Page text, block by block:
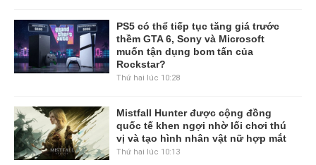
PS5 có thể tiếp tục tăng giá trước
thềm GTA 6, Sony và Microsoft
muốn tận dụng bom tấn của
Rockstar?
Thứ hai lúc 10:28
Mistfall Hunter được cộng đồng
quốc tế khen ngợi nhờ lối chơi thú
vị và tạo hình nhân vật nữ hợp mắt
Thứ hai lúc 10:13